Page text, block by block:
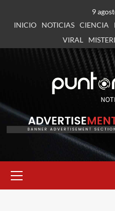
9
INICIO
NOTICIAS CIENCIA
VIRAL